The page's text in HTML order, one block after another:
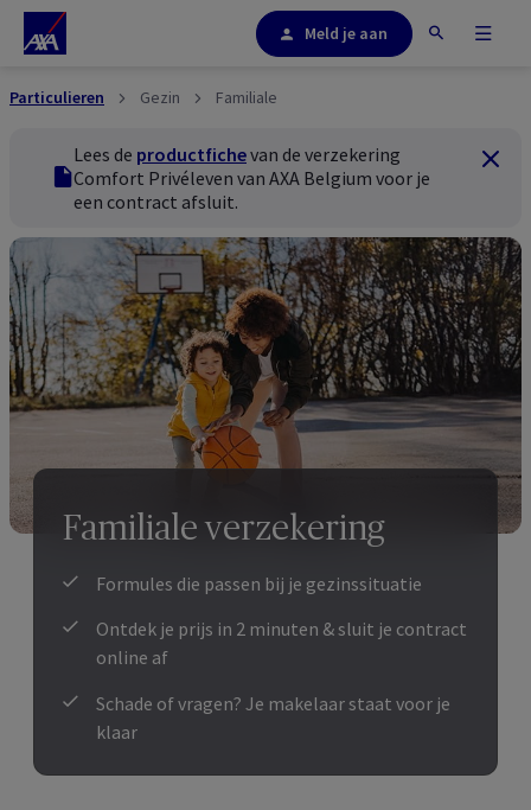
Meld je aan
Particulieren Gezin Familiale
productfiche
Lees de productfichevan de verzekering
Comfort Privéleven van AXA Belgium voor je
een contract afsluit.
Sluiten
Familiale verzekering
Formules die passen bij je gezinssituatie
Ontdek je prijs in 2 minuten & sluit je contract
online af
Schade of vragen? Je makelaar staat voor je
klaar